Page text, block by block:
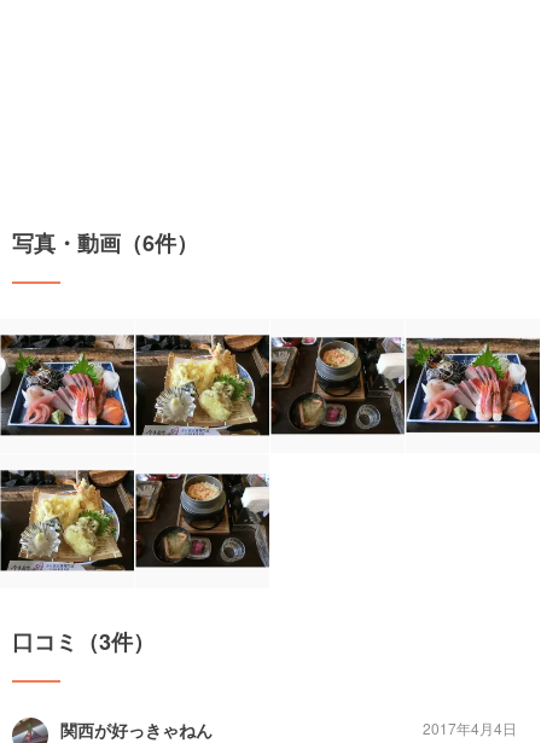
写真・動画（6件）
口コミ（3件）
関西が好っきゃねん
2017年4月4日